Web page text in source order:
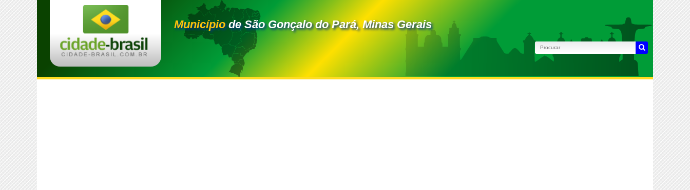
Municípiode São Gonçalo do Pará, Minas Gerais